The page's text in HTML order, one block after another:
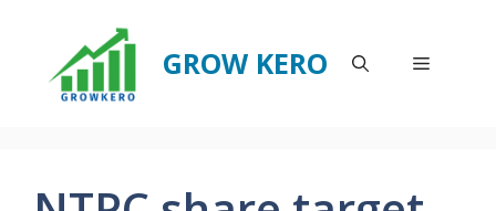
content
GROW KERO Menu